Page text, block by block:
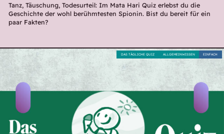
Tanz, Täuschung, Todesurteil: Im Mata Hari Quiz erlebst du die
Geschichte der wohl berühmtesten Spionin. Bist du bereit für ein
paar Fakten?
EINFACH
ALLGEMEINWISSEN
DAS TÄGLICHE QUIZ